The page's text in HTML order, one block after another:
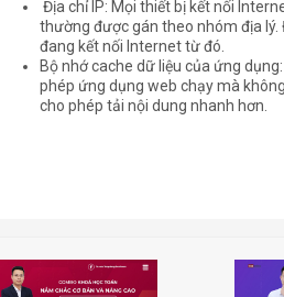
Địa chỉ IP: Mọi thiết bị kết nối
thường được gán theo nhóm địa
đang kết nối Internet từ đó.
Bộ nhớ cache dữ liệu của ứng
phép ứng dụng web chạy mà
cho phép tải nội dung nhanh hơn.